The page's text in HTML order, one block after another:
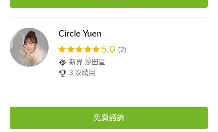
Circle Yuen
5.0 (2)
新界 沙田區
3 次聘用
免費諮詢